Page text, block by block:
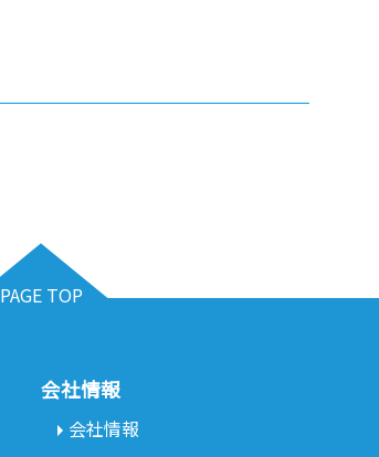
PAGE TOP
会社情報
会社情報